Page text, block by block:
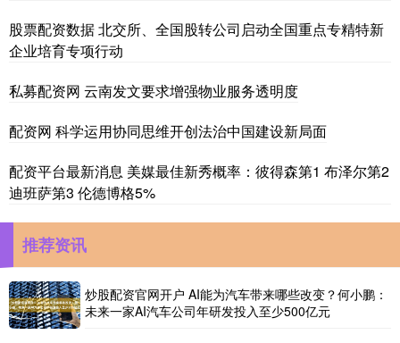
股票配资数据 北交所、全国股转公司启动全国重点专精特新
企业培育专项行动
私募配资网 云南发文要求增强物业服务透明度
配资网 科学运用协同思维开创法治中国建设新局面
配资平台最新消息 美媒最佳新秀概率：彼得森第1 布泽尔第2
迪班萨第3 伦德博格5%
推荐资讯
炒股配资官网开户 AI能为汽车带来哪些改变？何小鹏：
未来一家AI汽车公司年研发投入至少500亿元